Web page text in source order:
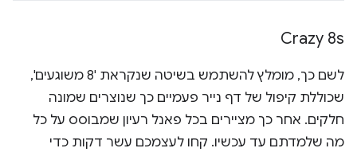
Crazy 8s
לשם כך, מומלץ להשתמש בשיטה שנקראת '8 משוגעים',
שכוללת קיפול של דף נייר פעמיים כך שנוצרים שמונה
חלקים. אחר כך מציירים בכל פאנל רעיון שמבוסס על כל
מה שלמדתם עד עכשיו. קחו לעצמכם עשר דקות כדי